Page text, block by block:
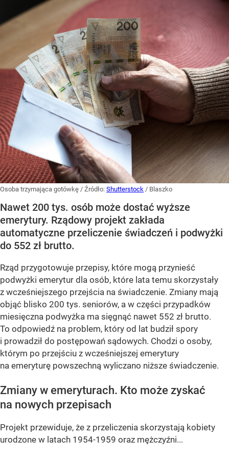
Osoba trzymająca gotówkę / Źródło: Shutterstock / Blaszko
Nawet 200 tys. osób może dostać wyższe
emerytury. Rządowy projekt zakłada
automatyczne przeliczenie świadczeń i podwyżki
do 552 zł brutto.
Rząd przygotowuje przepisy, które mogą przynieść
podwyżki emerytur dla osób, które lata temu skorzystały
z wcześniejszego przejścia na świadczenie. Zmiany mają
objąć blisko 200 tys. seniorów, a w części przypadków
miesięczna podwyżka ma sięgnąć nawet 552 zł brutto.
To odpowiedź na problem, który od lat budził spory
i prowadził do postępowań sądowych. Chodzi o osoby,
którym po przejściu z wcześniejszej emerytury
na emeryturę powszechną wyliczano niższe świadczenie.
Zmiany w emeryturach. Kto może zyskać
na nowych przepisach
Projekt przewiduje, że z przeliczenia skorzystają kobiety
urodzone w latach 1954-1959 oraz mężczyźni...